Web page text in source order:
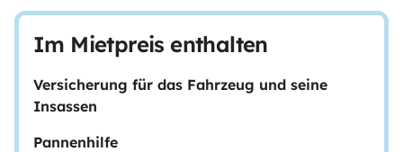
Im Mietpreis enthalten
Versicherung für das Fahrzeug und seine
Insassen
Pannenhilfe